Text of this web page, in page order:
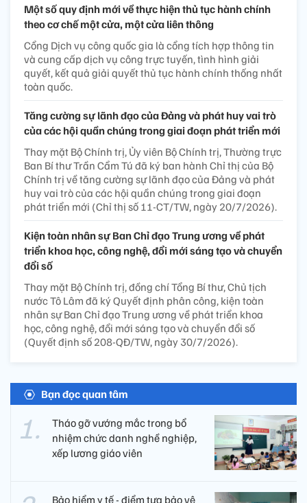
Một số quy định mới về thực hiện thủ tục hành chính
theo cơ chế một cửa, một cửa liên thông
Cổng Dịch vụ công quốc gia là cổng tích hợp thông tin
và cung cấp dịch vụ công trực tuyến, tình hình giải
quyết, kết quả giải quyết thủ tục hành chính thống nhất
toàn quốc.
Tăng cường sự lãnh đạo của Đảng và phát huy vai trò
của các hội quần chúng trong giai đoạn phát triển mới
Thay mặt Bộ Chính trị, Ủy viên Bộ Chính trị, Thường trực
Ban Bí thư Trần Cẩm Tú đã ký ban hành Chỉ thị của Bộ
Chính trị về tăng cường sự lãnh đạo của Đảng và phát
huy vai trò của các hội quần chúng trong giai đoạn
phát triển mới (Chỉ thị số 11-CT/TW, ngày 20/7/2026).
Kiện toàn nhân sự Ban Chỉ đạo Trung ương về phát
triển khoa học, công nghệ, đổi mới sáng tạo và chuyển
đổi số
Thay mặt Bộ Chính trị, đồng chí Tổng Bí thư, Chủ tịch
nước Tô Lâm đã ký Quyết định phân công, kiện toàn
nhân sự Ban Chỉ đạo Trung ương về phát triển khoa
học, công nghệ, đổi mới sáng tạo và chuyển đổi số
(Quyết định số 208-QĐ/TW, ngày 30/7/2026).
Bạn đọc quan tâm
Tháo gỡ vướng mắc trong bổ
nhiệm chức danh nghề nghiệp,
xếp lương giáo viên
Bảo hiểm y tế - điểm tựa bảo vệ